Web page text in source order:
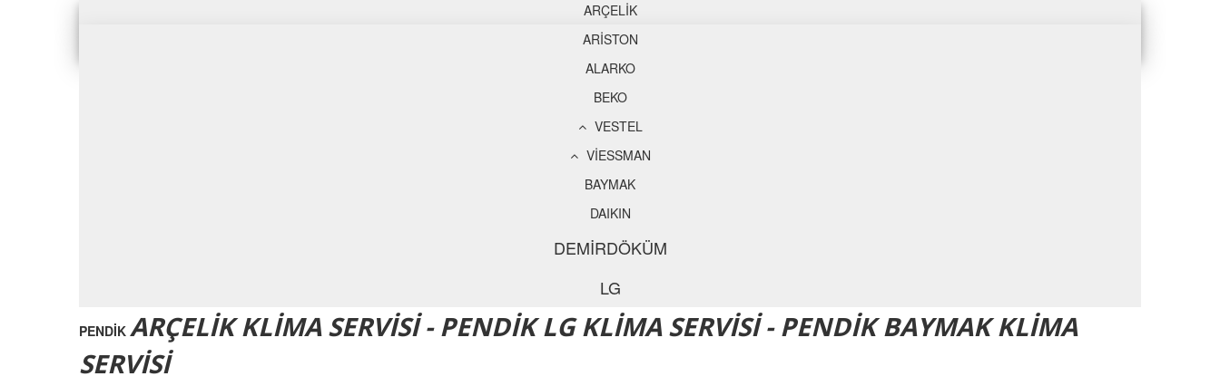
ARÇELİK
ARİSTON
ALARKO
BEKO
VESTEL
VİESSMAN
BAYMAK
DAIKIN
DEMİRDÖKÜM
LG
PENDİK ARÇELİK KLİMA SERVİSİ - PENDİK LG KLİMA SERVİSİ - PENDİK BAYMAK KLİMA
SERVİSİ